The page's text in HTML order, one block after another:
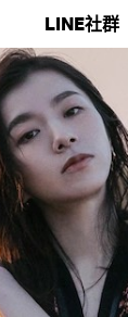
LINE社群